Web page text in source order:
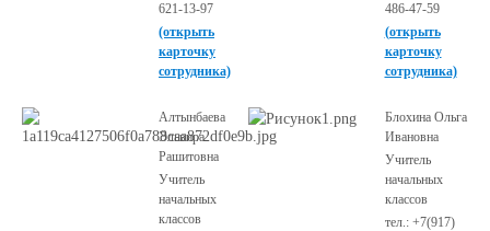
621-13-97
(открыть
карточку
сотрудника)
486-47-59
(открыть
карточку
сотрудника)
Алтынбаева
Эльвира
Рашитовна
Учитель
начальных
классов
Блохина Ольга
Ивановна
Учитель
начальных
классов
тел.: +7(917)